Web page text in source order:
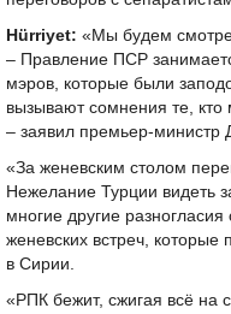
Hürriyet: «Мы будем
– Правление ПСР
мэров, которые были
вызывают сомнения те, кто
– заявил премьер-министр
«За женевским столом
Нежелание Турции видеть
многие другие
женевских встреч, которые
в Сирии.
«РПК бежит, сжигая всё на